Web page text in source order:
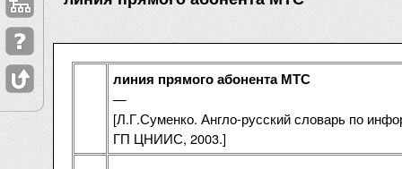
линия прямого абонента МТС
—
[Л.Г.Суменко. Англо-русский словарь по
ГП ЦНИИС, 2003.]